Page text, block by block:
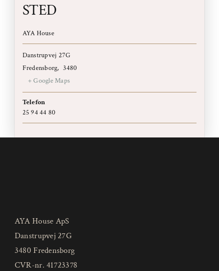
STED
AYA House
Danstrupvej 27G
Fredensborg, 3480
+ Google Maps
Telefon
25 94 44 80
AYA House ApS
Danstrupvej 27G
3480 Fredensborg
CVR-nr. 41723378